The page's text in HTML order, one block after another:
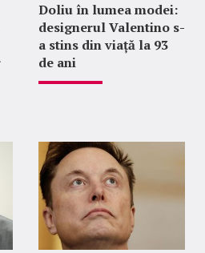
Doliu în lumea modei:
designerul Valentino s-
a stins din viață la 93
de ani